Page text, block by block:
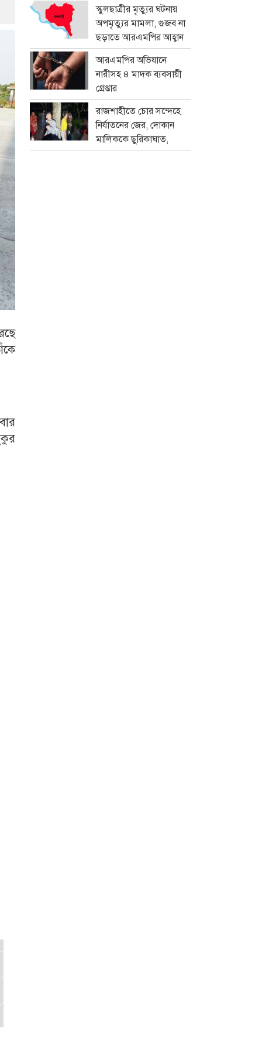
স্কুলছাত্রীর মৃত্যুর ঘটনায়
অপমৃত্যুর মামলা, গুজব না
ছড়াতে আরএমপির আহ্বান
আরএমপির অভিযানে
নারীসহ ৪ মাদক ব্যবসায়ী
গ্রেপ্তার
রাজশাহীতে চোর সন্দেহে
নির্যাতনের জের, দোকান
মালিককে ছুরিকাঘাত,
মামলা